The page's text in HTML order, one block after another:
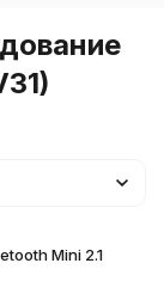
Mini 2.1